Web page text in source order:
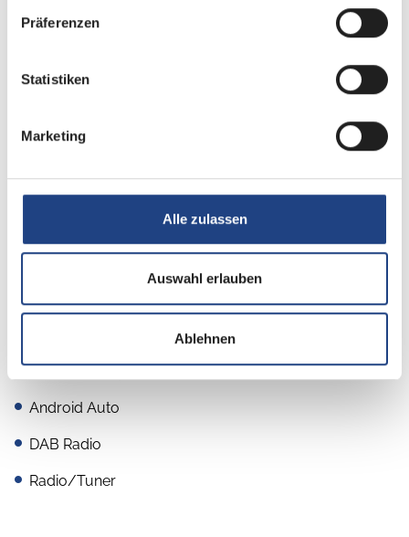
Präferenzen
Statistiken
Marketing
Alle zulassen
Auswahl erlauben
Ablehnen
Multimedia
Apple CarPlay
Android Auto
DAB Radio
Radio/Tuner